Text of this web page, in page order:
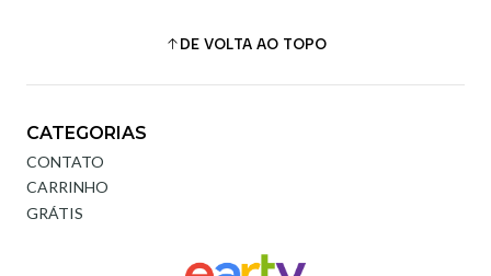
DE VOLTA AO TOPO
CATEGORIAS
CONTATO
CARRINHO
GRÁTIS